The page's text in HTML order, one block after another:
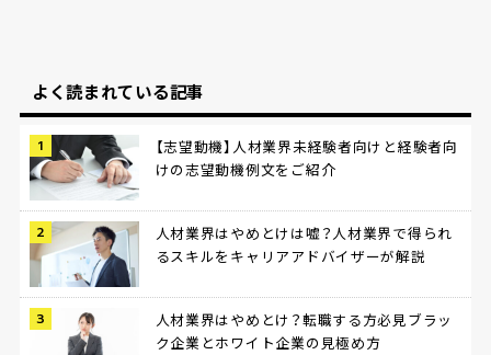
よく読まれている記事
【志望動機】人材業界未経験者向けと経験者向
けの志望動機例文をご紹介
人材業界はやめとけは嘘？人材業界で得られ
るスキルをキャリアアドバイザーが解説
人材業界はやめとけ？転職する方必見ブラッ
ク企業とホワイト企業の見極め方